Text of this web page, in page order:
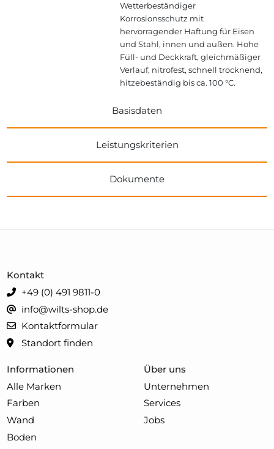
Wetterbeständiger
Korrosionsschutz mit
hervorragender Haftung für Eisen
und Stahl, innen und außen. Hohe
Füll- und Deckkraft, gleichmäßiger
Verlauf, nitrofest, schnell trocknend,
hitzebeständig bis ca. 100 °C.
Basisdaten
Leistungskriterien
Dokumente
Informationen
Alle Marken
Farben
Wand
Boden
Über uns
Unternehmen
Services
Jobs
Kontakt
+49 (0) 491 9811-0
info@wilts-shop.de
Kontaktformular
Standort finden